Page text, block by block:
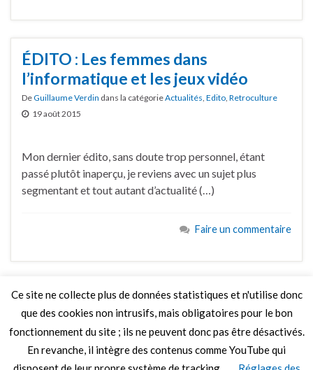
ÉDITO : Les femmes dans
l’informatique et les jeux vidéo
DeGuillaume Verdin dans la catégorieActualités, Edito, Retroculture
19 août 2015
Mon dernier édito, sans doute trop personnel, étant
passé plutôt inaperçu, je reviens avec un sujet plus
segmentant et tout autant d’actualité (…)
Faire un commentaire
LIRE PLUS
Ce site ne collecte plus de données statistiques et n'utilise donc
que des cookies non intrusifs, mais obligatoires pour le bon
fonctionnement du site ; ils ne peuvent donc pas être désactivés.
En revanche, il intègre des contenus comme YouTube qui